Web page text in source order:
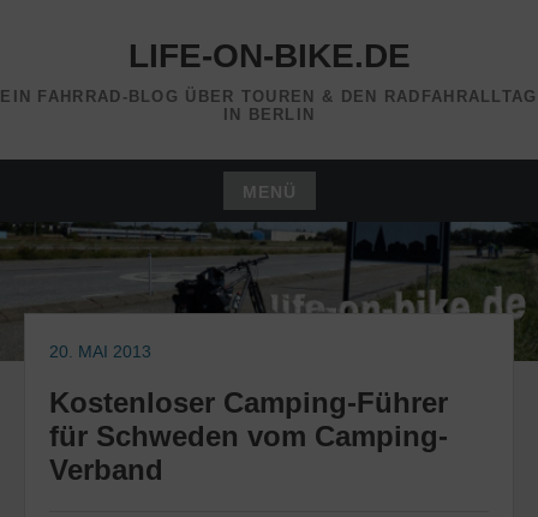
LIFE-ON-BIKE.DE
EIN FAHRRAD-BLOG ÜBER TOUREN & DEN RADFAHRALLTAG
IN BERLIN
MENÜ
Zum
Inhalt
20. MAI 2013
Kostenloser Camping-Führer
für Schweden vom Camping-
Verband